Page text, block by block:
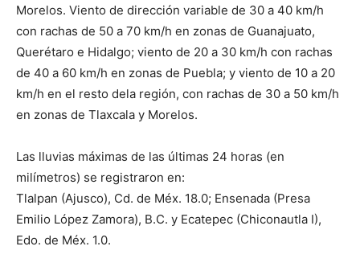
Morelos. Viento de dirección variable de 30 a 40 km/h
con rachas de 50 a 70 km/h en zonas de Guanajuato,
Querétaro e Hidalgo; viento de 20 a 30 km/h con rachas
de 40 a 60 km/h en zonas de Puebla; y viento de 10 a 20
km/h en el resto dela región, con rachas de 30 a 50 km/h
en zonas de Tlaxcala y Morelos.
Las lluvias máximas de las últimas 24 horas (en
milímetros) se registraron en:
Tlalpan (Ajusco), Cd. de Méx. 18.0; Ensenada (Presa
Emilio López Zamora), B.C. y Ecatepec (Chiconautla I),
Edo. de Méx. 1.0.